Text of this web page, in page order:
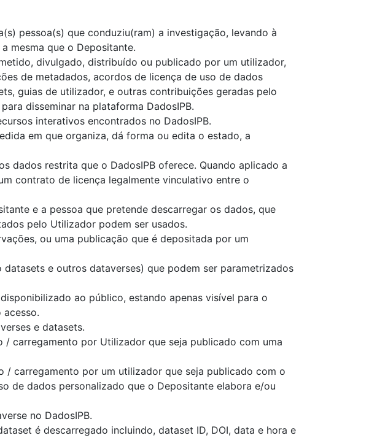
pessoa(s) que conduziu(ram) a investigação, levando à
mesma que o Depositante.
divulgado, distribuído ou publicado por um utilizador,
de metadados, acordos de licença de uso de dados
guias de utilizador, e outras contribuições geradas pelo
disseminar na plataforma DadosIPB.
interativos encontrados no DadosIPB.
em que organiza, dá forma ou edita o estado, a
dados restrita que o DadosIPB oferece. Quando aplicado a
contrato de licença legalmente vinculativo entre o
e a pessoa que pretende descarregar os dados, que
pelo Utilizador podem ser usados.
ou uma publicação que é depositada por um
e outros dataverses) que podem ser parametrizados
ao público, estando apenas visível para o
e datasets.
carregamento por Utilizador que seja publicado com uma
carregamento por um utilizador que seja publicado com o
de dados personalizado que o Depositante elabora e/ou
no DadosIPB.
é descarregado incluindo, dataset ID, DOI, data e hora e